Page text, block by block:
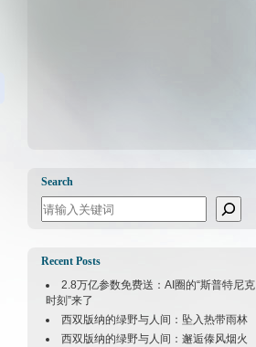
Search
Search
Recent Posts
2.8万亿参数免费送：AI圈的“斯普特尼克
时刻”来了
西双版纳的绿野与人间：坠入热带雨林
西双版纳的绿野与人间：邂逅傣风烟火